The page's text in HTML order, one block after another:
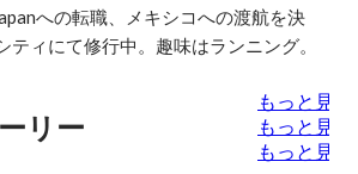
への転職、メキシコへの渡航を決
リー
もっと見る
もっと見る
もっと見る